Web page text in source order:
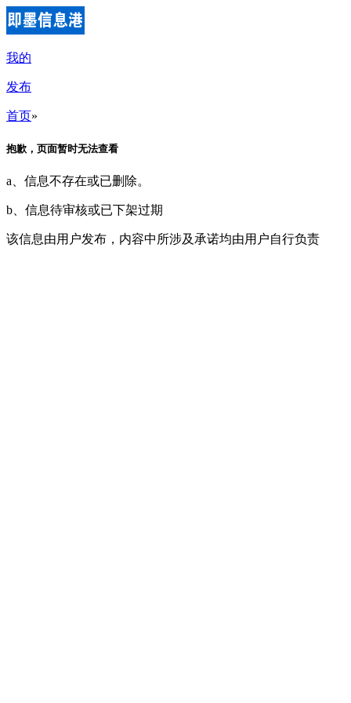
我的
发布
首页»
抱歉，页面暂时无法查看
a、信息不存在或已删除。
b、信息待审核或已下架过期
该信息由用户发布，内容中所涉及承诺均由用户自行负责